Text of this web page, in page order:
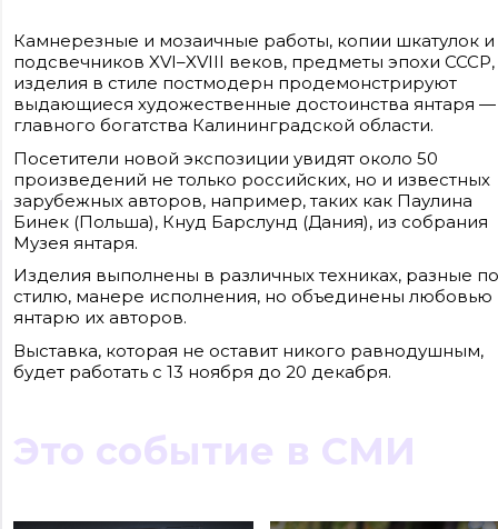
Камнерезные и мозаичные работы, копии шкатулок и
подсвечников XVI–XVIII веков, предметы эпохи СССР,
изделия в стиле постмодерн продемонстрируют
выдающиеся художественные достоинства янтаря —
главного богатства Калининградской области.
Посетители новой экспозиции увидят около 50
произведений не только российских, но и известных
зарубежных авторов, например, таких как Паулина
Бинек (Польша), Кнуд Барслунд (Дания), из собрания
Музея янтаря.
Изделия выполнены в различных техниках, разные по
стилю, манере исполнения, но объединены любовью
янтарю их авторов.
Выставка, которая не оставит никого равнодушным,
будет работать с 13 ноября до 20 декабря.
Это событие в СМИ
Сайт входит в медиагруппу «Западная пресса» ОГРН 1063906014743, ИНН
3906148636, КПП 390601001
reklama@klops.ru. Афиша: +7(967) 351 20 51, reklama@klops.ru
Адрес редакции и учредителя: г. Калининград, ул. Рокоссовского, 16/18, пом. I,
Сетевое издание "Klops.ru", регистрационный номер и дата принятия
зарегистрировано Федеральной службой по надзору в сфере связи,
информационных технологий и массовых коммуникаций (Роскомнадзор).
Учредитель: ООО "Русская медиагруппа "Западная Пресса". Главный
Материалы сайта, подписанные «CC 4.0» доступны по
лицензии Creative Commons «Attribution-ShareAlike»
(«Атрибуция — На тех же условиях») 4.0 Всемирная